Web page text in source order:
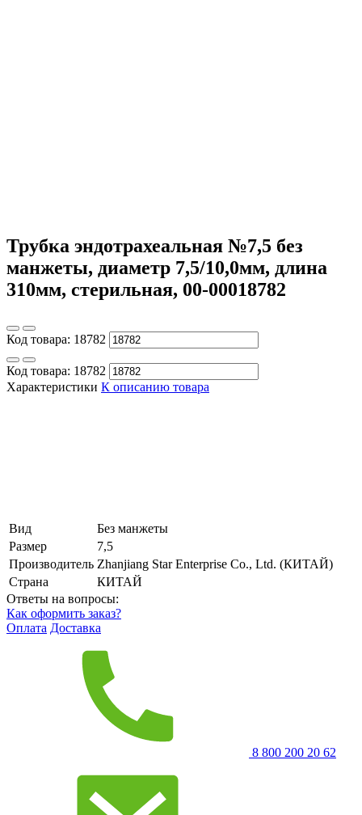
Трубка эндотрахеальная №7,5 без
манжеты, диаметр 7,5/10,0мм, длина
310мм, стерильная, 00-00018782
Код товара: 18782
Код товара: 18782
Характеристики К описанию товара
Вид
Без манжеты
Размер
7,5
Производитель Zhanjiang Star Enterprise Co., Ltd. (КИТАЙ)
Страна
КИТАЙ
Ответы на вопросы:
Как оформить заказ?
Оплата Доставка
8 800 200 20 62